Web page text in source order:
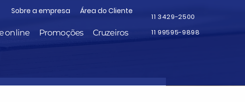
Sobre a empresa Área do Cliente
online Promoções
Cruzeiros
11 3429-2500
11 99595-9898